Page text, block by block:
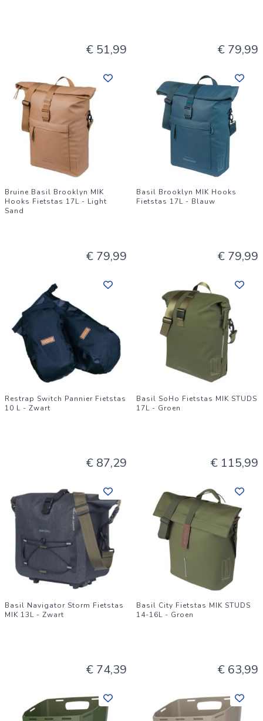
€ 51,99 € 79,99
Bruine Basil Brooklyn MIK
Hooks Fietstas 17L - Light
Sand
€ 79,99
Basil Brooklyn MIK Hooks
Fietstas 17L - Blauw
€ 79,99
Restrap Switch Pannier Fietstas
10 L - Zwart
€ 87,29
Basil SoHo Fietstas MIK STUDS
17L - Groen
€ 115,99
Basil Navigator Storm Fietstas
MIK 13L - Zwart
€ 74,39
Basil City Fietstas MIK STUDS
14-16L - Groen
€ 63,99